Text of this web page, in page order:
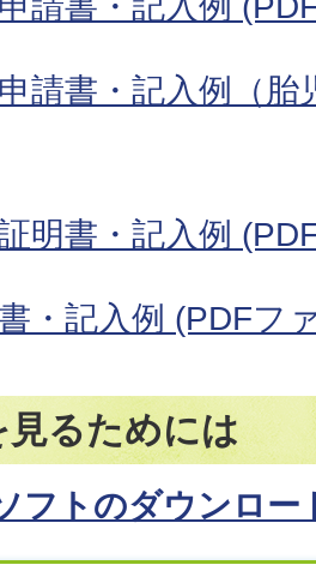
請書・記入例（
明書・記入例
・記入例 (PDFフ
るためには
フトのダウンロー